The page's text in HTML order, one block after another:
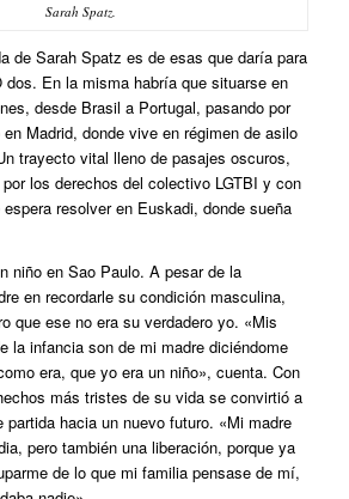
Sarah Spatz.
de Sarah Spatz es de esas que daría para
dos. En la misma habría que situarse en
desde Brasil a Portugal, pasando por
Madrid, donde vive en régimen de asilo
trayecto vital lleno de pasajes oscuros,
los derechos del colectivo LGTBI y con
resolver en Euskadi, donde sueña
niño en Sao Paulo. A pesar de la
en recordarle su condición masculina,
que ese no era su verdadero yo. «Mis
la infancia son de mi madre diciéndome
era, que yo era un niño», cuenta. Con
más tristes de su vida se convirtió a
hacia un nuevo futuro. «Mi madre
pero también una liberación, porque ya
de lo que mi familia pensase de mí,